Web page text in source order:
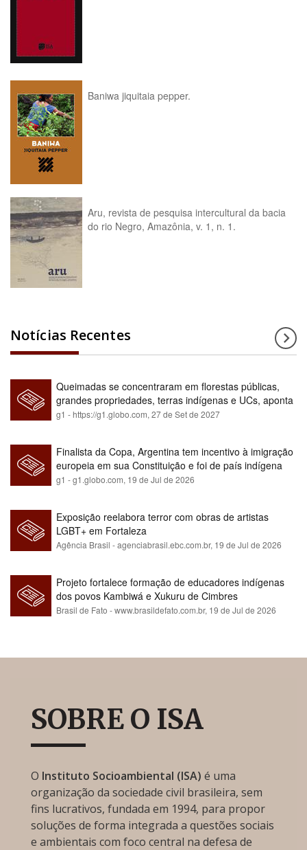
Baniwa jiquitaia pepper.
Aru, revista de pesquisa intercultural da bacia
do rio Negro, Amazônia, v. 1, n. 1.
Notícias Recentes
Queimadas se concentraram em florestas públicas,
grandes propriedades, terras indígenas e UCs, aponta
relatório
g1 - https://g1.globo.com, 27 de Set de 2027
Finalista da Copa, Argentina tem incentivo à imigração
europeia em sua Constituição e foi de país indígena
para maioria branca
g1 - g1.globo.com, 19 de Jul de 2026
Exposição reelabora terror com obras de artistas
LGBT+ em Fortaleza
Agência Brasil - agenciabrasil.ebc.com.br, 19 de Jul de 2026
Projeto fortalece formação de educadores indígenas
dos povos Kambiwá e Xukuru de Cimbres
Brasil de Fato - www.brasildefato.com.br, 19 de Jul de 2026
SOBRE O ISA
O Instituto Socioambiental (ISA) é uma
organização da sociedade civil brasileira, sem
fins lucrativos, fundada em 1994, para propor
soluções de forma integrada a questões sociais
e ambientais com foco central na defesa de